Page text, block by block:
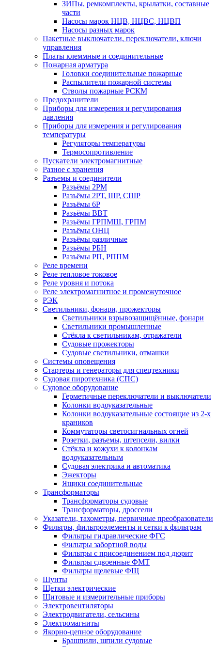
ЗИПы, ремкомплекты, крылатки, составные
части
Насосы марок НЦВ, НЦВС, НЦВП
Насосы разных марок
Пакетные выключатели, переключатели, ключи
управления
Платы клеммные и соединительные
Пожарная арматура
Головки соединительные пожарные
Распылители пожарной системы
Стволы пожарные РСКМ
Предохранители
Приборы для измерения и регулирования
давления
Приборы для измерения и регулирования
температуры
Регуляторы температуры
Термосопротивление
Пускатели электромагнитные
Разное с хранения
Разъемы и соединители
Разъёмы 2РМ
Разъёмы 2РТ, ШР, СШР
Разъёмы 6Р
Разъёмы ВВТ
Разъёмы ГРПМШ, ГРПМ
Разъёмы ОНЦ
Разъёмы различные
Разъёмы РБН
Разъёмы РП, РППМ
Реле времени
Реле тепловое токовое
Реле уровня и потока
Реле электромагнитное и промежуточное
РЭК
Светильники, фонари, прожекторы
Светильники взрывозащищённые, фонари
Светильники промышленные
Стёкла к светильникам, отражатели
Судовые прожекторы
Судовые светильники, отмашки
Системы оповещения
Стартеры и генераторы для спецтехники
Судовая пиротехника (СПС)
Судовое оборудование
Герметичные переключатели и выключатели
Колонки водоуказательные
Колонки водоуказательные состоящие из 2-х
краников
Коммутаторы светосигнальных огней
Розетки, разъемы, штепсели, вилки
Стёкла и кожухи к колонкам
водоуказательным
Судовая электрика и автоматика
Эжекторы
Ящики соединительные
Трансформаторы
Трансформаторы судовые
Трансформаторы, дроссели
Указатели, тахометры, первичные преобразователи
Фильтры, фильтроэлементы и сетки к фильтрам
Фильтры гидравлические ФГС
Фильтры забортной воды
Фильтры с присоединением под дюрит
Фильтры сдвоенные ФМТ
Фильтры щелевые ФЩ
Шунты
Щетки электрические
Щитовые и измерительные приборы
Электровентиляторы
Электродвигатели, сельсины
Электромагниты
Якорно-цепное оборудование
Брашпили, шпили судовые